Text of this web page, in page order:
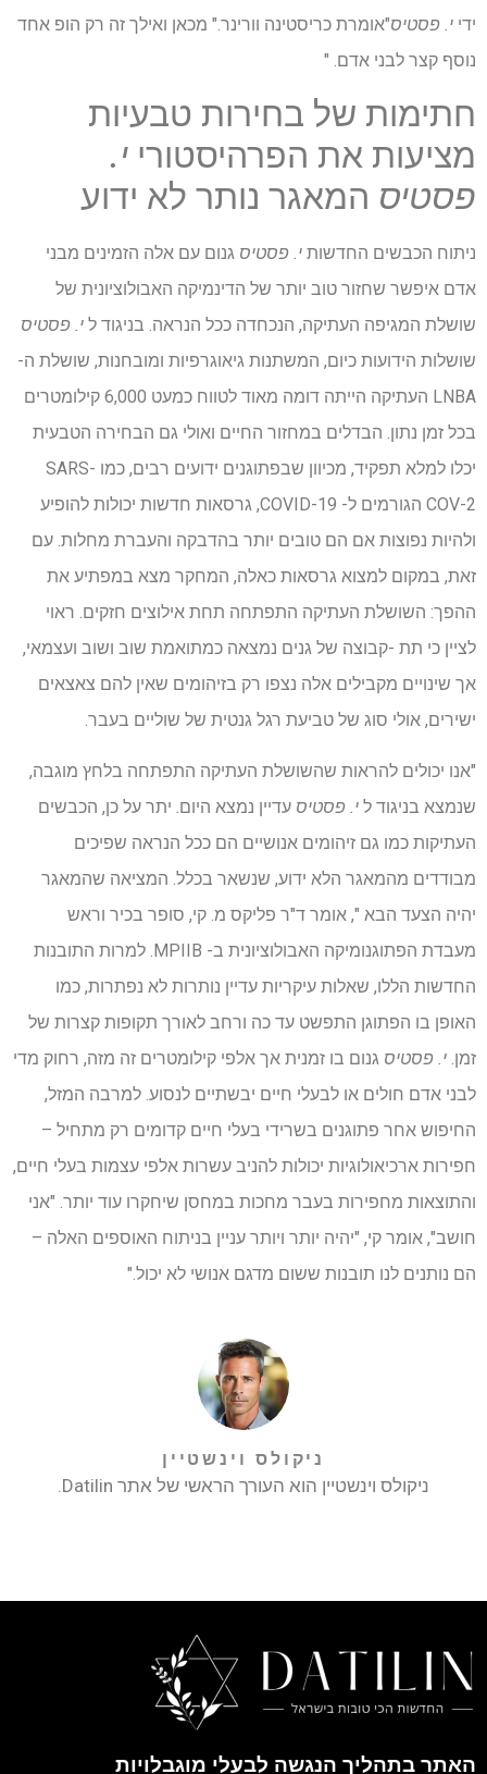
ידי י. פסטיס"אומרת כריסטינה וורינר." מכאן ואילך זה רק הופ אחד
נוסף קצר לבני אדם. "
חתימות של בחירות טבעיות
מציעות את הפרהיסטורי י.
פסטיס המאגר נותר לא ידוע
ניתוח הכבשים החדשות י. פסטיס גנום עם אלה הזמינים מבני
אדם איפשר שחזור טוב יותר של הדינמיקה האבולוציונית של
שושלת המגיפה העתיקה, הנכחדה ככל הנראה. בניגוד ל י. פסטיס
שושלות הידועות כיום, המשתנות גיאוגרפיות ומובחנות, שושלת ה-
LNBA העתיקה הייתה דומה מאוד לטווח כמעט 6,000 קילומטרים
בכל זמן נתון. הבדלים במחזור החיים ואולי גם הבחירה הטבעית
יכלו למלא תפקיד, מכיוון שבפתוגנים ידועים רבים, כמו SARS-
COV-2 הגורמים ל- COVID-19, גרסאות חדשות יכולות להופיע
ולהיות נפוצות אם הם טובים יותר בהדבקה והעברת מחלות. עם
זאת, במקום למצוא גרסאות כאלה, המחקר מצא במפתיע את
ההפך: השושלת העתיקה התפתחה תחת אילוצים חזקים. ראוי
לציין כי תת -קבוצה של גנים נמצאה כמתואמת שוב ושוב ועצמאי,
אך שינויים מקבילים אלה נצפו רק בזיהומים שאין להם צאצאים
ישירים, אולי סוג של טביעת רגל גנטית של שוליים בעבר.
"אנו יכולים להראות שהשושלת העתיקה התפתחה בלחץ מוגבה,
שנמצא בניגוד ל י. פסטיס עדיין נמצא היום. יתר על כן, הכבשים
העתיקות כמו גם זיהומים אנושיים הם ככל הנראה שפיכים
מבודדים מהמאגר הלא ידוע, שנשאר בכלל. המציאה שהמאגר
יהיה הצעד הבא ", אומר ד"ר פליקס מ. קי, סופר בכיר וראש
מעבדת הפתוגנומיקה האבולוציונית ב- MPIIB. למרות התובנות
החדשות הללו, שאלות עיקריות עדיין נותרות לא נפתרות, כמו
האופן בו הפתוגן התפשט עד כה ורחב לאורך תקופות קצרות של
זמן. י. פסטיס גנום בו זמנית אך אלפי קילומטרים זה מזה, רחוק מדי
לבני אדם חולים או לבעלי חיים יבשתיים לנסוע. למרבה המזל,
החיפוש אחר פתוגנים בשרידי בעלי חיים קדומים רק מתחיל –
חפירות ארכיאולוגיות יכולות להניב עשרות אלפי עצמות בעלי חיים,
והתוצאות מחפירות בעבר מחכות במחסן שיחקרו עוד יותר. "אני
חושב", אומר קי, "יהיה יותר ויותר עניין בניתוח האוספים האלה –
הם נותנים לנו תובנות ששום מדגם אנושי לא יכול."
ניקולס וינשטיין
ניקולס וינשטיין הוא העורך הראשי של אתר Datilin.
האתר בתהליך הנגשה לבעלי מוגבלויות